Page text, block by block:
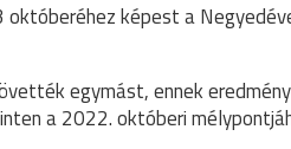
képest a
egymást, ennek
a 2022. októberi